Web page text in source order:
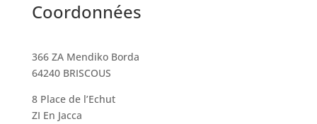
Coordonnées
366 ZA Mendiko Borda
64240 BRISCOUS
8 Place de l’Echut
ZI En Jacca